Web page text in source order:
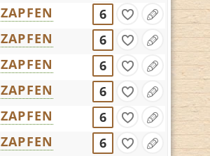
ZAPFEN
6
ZAPFEN
6
ZAPFEN
6
ZAPFEN
6
ZAPFEN
6
ZAPFEN
6